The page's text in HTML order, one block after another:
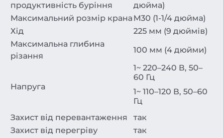
продуктивність буріння
дюйма)
Максимальний розмір крана M30 (1-1/4 дюйма)
Хід
225 мм (9 дюймів)
Максимальна глибина
різання
100 мм (4 дюйми)
Напруга
1~ 220–240 В, 50–
60 Гц
1~ 110–120 В, 50–60
Гц
Захист від перевантаження
так
Захист від перегріву
так